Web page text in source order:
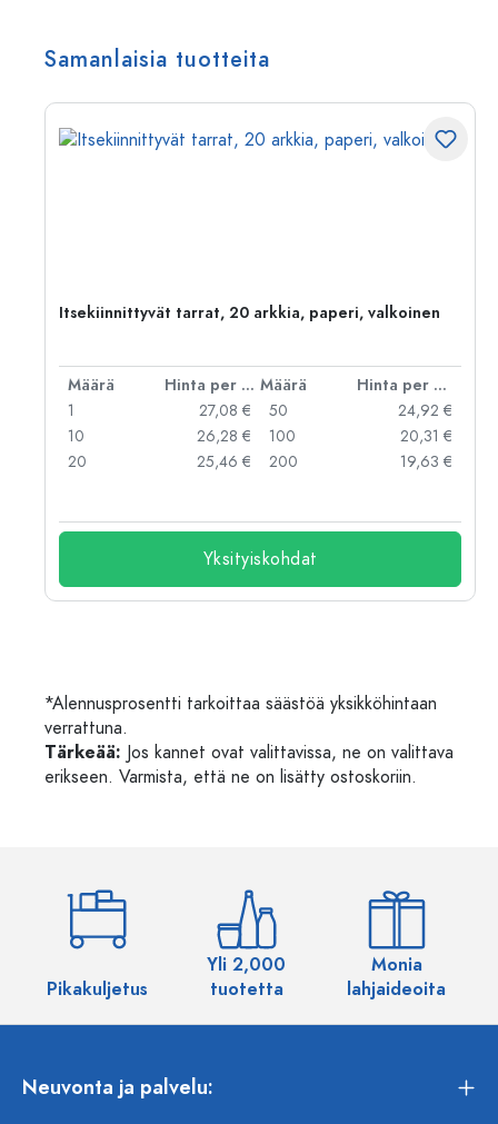
Samanlaisia tuotteita
Itsekiinnittyvät tarrat, 20 arkkia, paperi, valkoinen
Määrä Hinta per kpl Määrä
Hinta per kpl
1
27,08 €
10
26,28 €
20
25,46 €
50
24,92 €
100
20,31 €
200
19,63 €
Yksityiskohdat
*Alennusprosentti tarkoittaa säästöä yksikköhintaan
verrattuna.
Tärkeää: Jos kannet ovat valittavissa, ne on valittava
erikseen. Varmista, että ne on lisätty ostoskoriin.
Pikakuljetus
Yli 2,000
tuotetta
Monia
lahjaideoita
Neuvonta ja palvelu: